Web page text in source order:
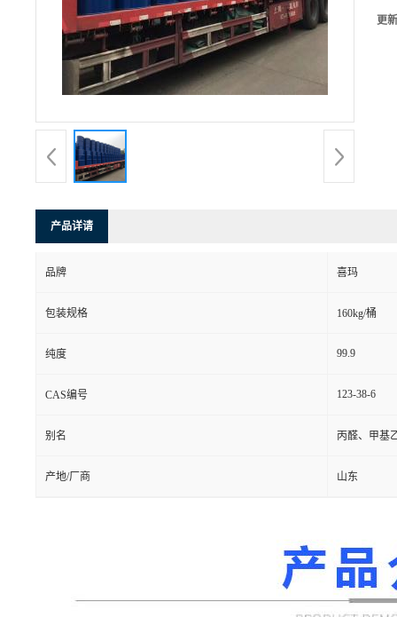
更
产品详请
品牌 喜玛
包装规格 160kg/桶
纯度 99.9
CAS编号 123-38-6
别名 丙醛、甲基
产地/厂商 山东